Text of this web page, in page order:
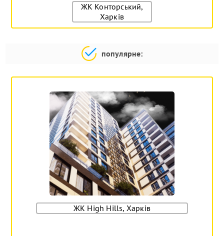
ЖК Конторський,
Харків
популярне:
ЖК High Hills, Харків